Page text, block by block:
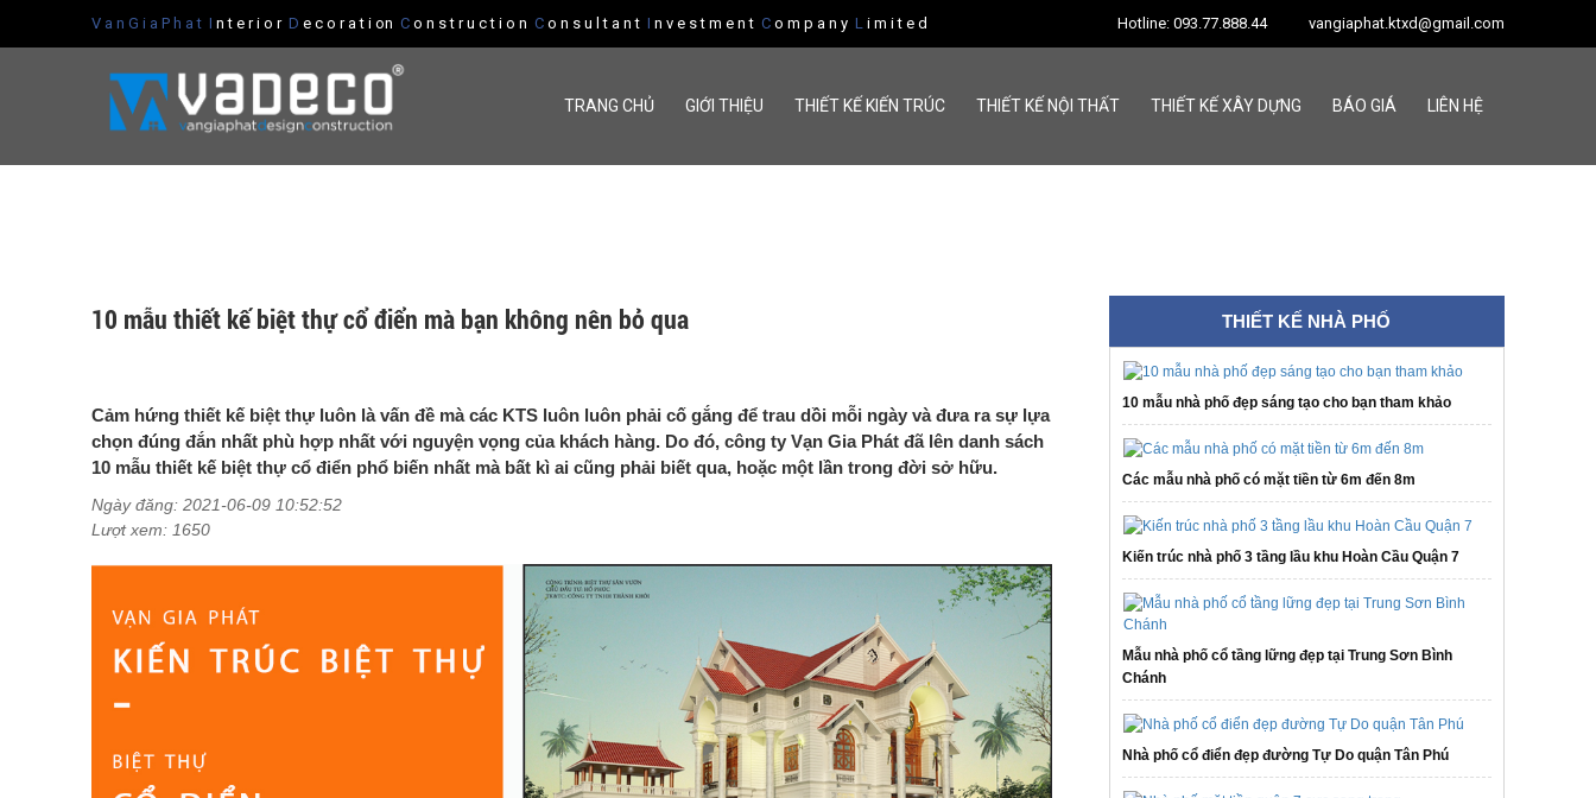
V a n G i a P h a t I n t e r i o r D e c o r a t i on C o n s t r u c t i o n C o n s u l t a n t I n v e s t m e n t C o m p a n y L i m i t e d vangiaphat.ktxd@gmail.com
Hotline: 093.77.888.44
TRANG CHỦ GIỚI THIỆU THIẾT KẾ KIẾN TRÚC THIẾT KẾ NỘI THẤT THIẾT KẾ XÂY DỰNG BÁO GIÁ LIÊN HỆ
10 mẫu thiết kế biệt thự cổ điển mà bạn không nên bỏ qua
Cảm hứng thiết kế biệt thự luôn là vấn đề mà các KTS luôn luôn phải cố gắng để trau dồi mỗi ngày và đưa ra sự lựa
chọn đúng đắn nhất phù hợp nhất với nguyện vọng của khách hàng. Do đó, công ty Vạn Gia Phát đã lên danh sách
10 mẫu thiết kế biệt thự cổ điển phổ biến nhất mà bất kì ai cũng phải biết qua, hoặc một lần trong đời sở hữu.
Ngày đăng: 2021-06-09 10:52:52
Lượt xem: 1650
THIẾT KẾ NHÀ PHỐ
10 mẫu nhà phố đẹp sáng tạo cho bạn tham khảo
Các mẫu nhà phố có mặt tiền từ 6m đến 8m
Kiến trúc nhà phố 3 tầng lầu khu Hoàn Cầu Quận 7
Mẫu nhà phố cổ tầng lững đẹp tại Trung Sơn Bình
Chánh
Nhà phố cổ điển đẹp đường Tự Do quận Tân Phú